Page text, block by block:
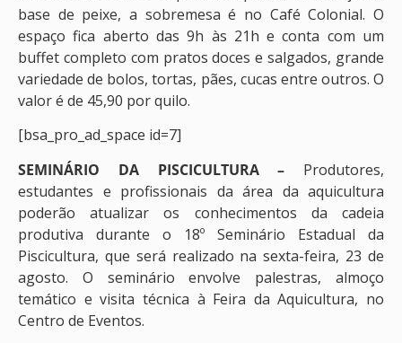
base de peixe, a sobremesa é no Café Colonial. O
espaço fica aberto das 9h às 21h e conta com um
buffet completo com pratos doces e salgados, grande
variedade de bolos, tortas, pães, cucas entre outros. O
valor é de 45,90 por quilo.
[bsa_pro_ad_space id=7]
SEMINÁRIO DA PISCICULTURA – Produtores,
estudantes e profissionais da área da aquicultura
poderão atualizar os conhecimentos da cadeia
produtiva durante o 18º Seminário Estadual da
Piscicultura, que será realizado na sexta-feira, 23 de
agosto. O seminário envolve palestras, almoço
temático e visita técnica à Feira da Aquicultura, no
Centro de Eventos.